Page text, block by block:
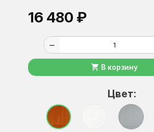
16 480 ₽
remove
shopping_cart В корзину
Цвет: